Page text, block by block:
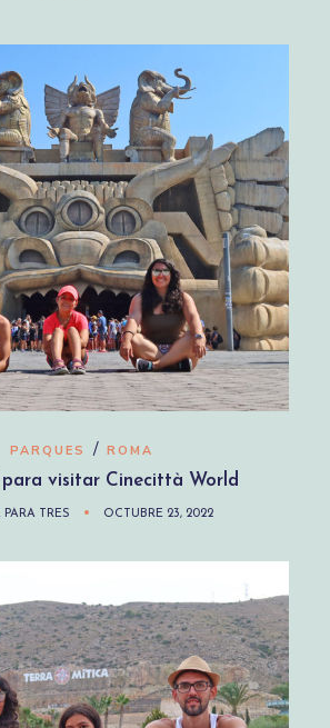
PARQUES / ROMA
visitar Cinecittà World
TRES OCTUBRE 23, 2022